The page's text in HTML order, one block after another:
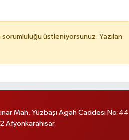
üstleniyorsunuz. Yazılan
Mah. Yüzbaşı Agah Caddesi No:44
Afyonkarahisar